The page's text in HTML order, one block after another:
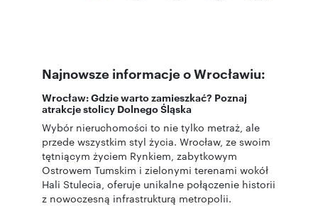
Najnowsze informacje o Wrocławiu:
Wrocław: Gdzie warto zamieszkać? Poznaj
atrakcje stolicy Dolnego Śląska
Wybór nieruchomości to nie tylko metraż, ale
przede wszystkim styl życia. Wrocław, ze swoim
tętniącym życiem Rynkiem, zabytkowym
Ostrowem Tumskim i zielonymi terenami wokół
Hali Stulecia, oferuje unikalne połączenie historii
z nowoczesną infrastrukturą metropolii.